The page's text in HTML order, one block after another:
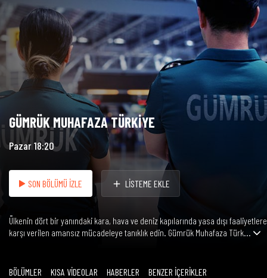
GÜMRÜK MUHAFAZA TÜRKİYE
Pazar 18:20
SON BÖLÜMÜ İZLE LİSTEME EKLE
Ülkenin dört bir yanındaki kara, hava ve deniz kapılarında yasa dışı faaliyetlere
karşı verilen amansız mücadeleye tanıklık edin. Gümrük Muhafaza Türk...
BÖLÜMLER KISA VİDEOLAR HABERLER BENZER İÇERİKLER